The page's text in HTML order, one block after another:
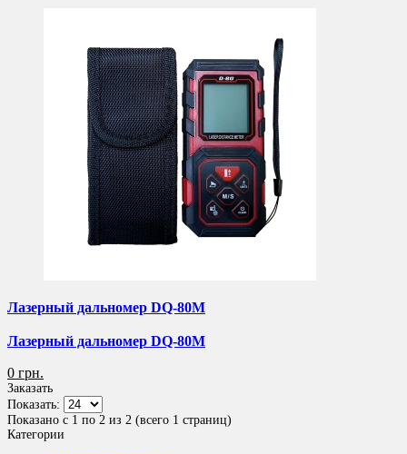
Лазерный дальномер DQ-80M
Лазерный дальномер DQ-80M
0 грн.
Заказать
Показать:
Показано с 1 по 2 из 2 (всего 1 страниц)
Категории